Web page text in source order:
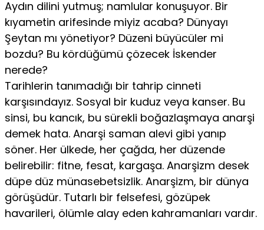
Aydın dilini yutmuş; namlular konuşuyor. Bir
kıyametin arifesinde miyiz acaba? Dünyayı
Şeytan mı yönetiyor? Düzeni büyücüler mi
bozdu? Bu kördüğümü çözecek İskender
nerede?
Tarihlerin tanımadığı bir tahrip cinneti
karşısındayız. Sosyal bir kuduz veya kanser. Bu
sinsi, bu kancık, bu sürekli boğazlaşmaya anarşi
demek hata. Anarşi saman alevi gibi yanıp
söner. Her ülkede, her çağda, her düzende
belirebilir: fitne, fesat, kargaşa. Anarşizm desek
düpe düz münasebetsizlik. Anarşizm, bir dünya
görüşüdür. Tutarlı bir felsefesi, gözüpek
havarileri, ölümle alay eden kahramanları vardır.